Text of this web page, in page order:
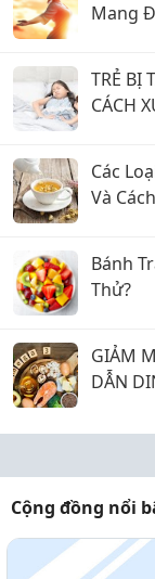
Mang
TRẺ BỊ
CÁCH
Các
Và
Bánh
Thử?
GIẢM
DẪN
Cộng đồng nổi